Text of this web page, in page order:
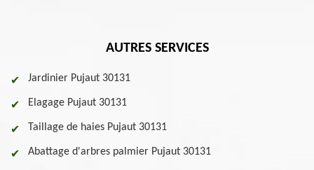
AUTRES SERVICES
Jardinier Pujaut 30131
Elagage Pujaut 30131
Taillage de haies Pujaut 30131
Abattage d'arbres palmier Pujaut 30131